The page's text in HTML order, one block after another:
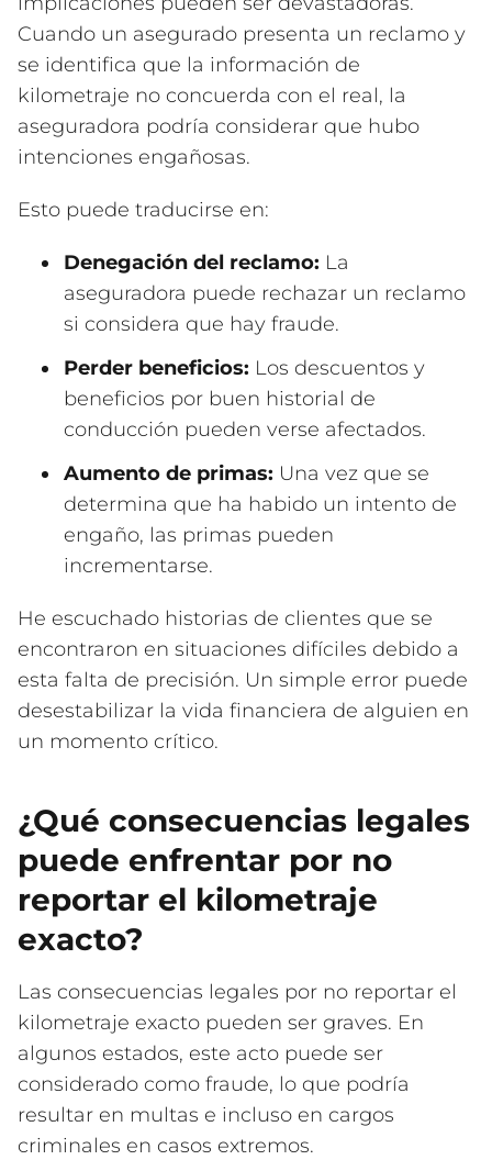
Cuando un asegurado presenta un reclamo y
se identifica que la información de
kilometraje no concuerda con el real, la
aseguradora podría considerar que hubo
intenciones engañosas.
Esto puede traducirse en:
Denegación del reclamo: La
aseguradora puede rechazar un reclamo
si considera que hay fraude.
Perder beneficios: Los descuentos y
beneficios por buen historial de
conducción pueden verse afectados.
Aumento de primas: Una vez que se
determina que ha habido un intento de
engaño, las primas pueden
incrementarse.
He escuchado historias de clientes que se
encontraron en situaciones difíciles debido a
esta falta de precisión. Un simple error puede
desestabilizar la vida financiera de alguien en
un momento crítico.
¿Qué consecuencias legales
puede enfrentar por no
reportar el kilometraje
exacto?
Las consecuencias legales por no reportar el
kilometraje exacto pueden ser graves. En
algunos estados, este acto puede ser
considerado como fraude, lo que podría
resultar en multas e incluso en cargos
criminales en casos extremos.